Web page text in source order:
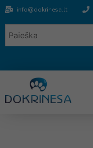
info@dokrinesa.lt